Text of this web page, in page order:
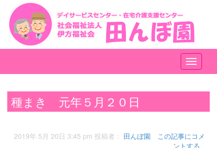
メ
ニ
ー
種まき 元年５月２０日
2019年 5月 20日 3:45 pm 投稿者： 田んぼ園
この記事にコメ
ントする